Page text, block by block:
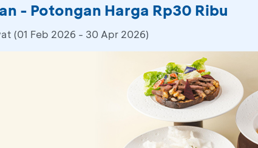
- Potongan Harga Rp30 Ribu
(01 Feb 2026 - 30 Apr 2026)